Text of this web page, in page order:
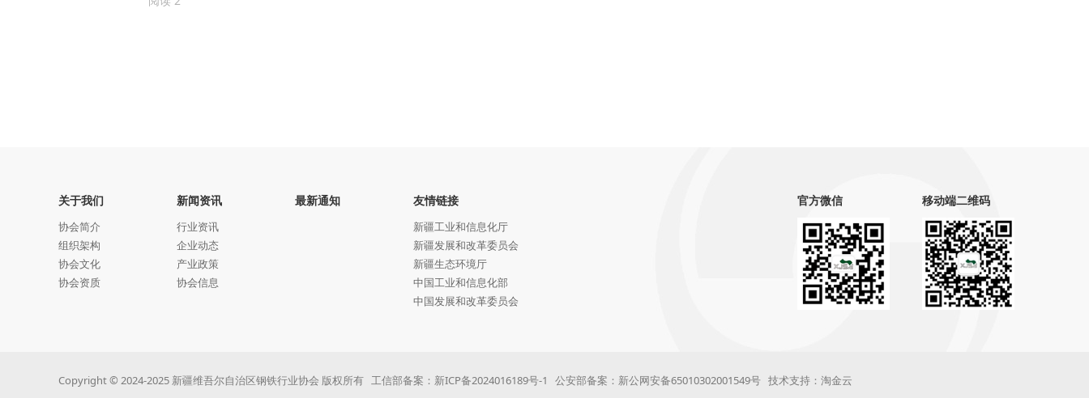
关于我们
协会简介
组织架构
协会文化
协会资质
新闻资讯
行业资讯
企业动态
产业政策
协会信息
最新通知 友情链接
新疆工业和信息化厅
新疆发展和改革委员会
新疆生态环境厅
中国工业和信息化部
中国发展和改革委员会
官方微信 移动端二维码
Copyright © 2024-2025 新疆维吾尔自治区钢铁行业协会 版权所有 工信部备案： 新ICP备2024016189号-1 公安部备案：新公网安备65010302001549号 技术支持：淘金云